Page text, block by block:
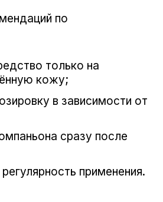
по
только на
кожу;
в зависимости от
сразу после
применения.